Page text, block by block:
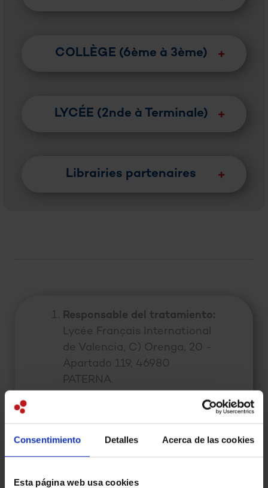
Consentimiento Detalles Acerca de las cookies
Esta página web usa cookies
COLLÈGE (6ème à 3ème)
LYCÉE (2nde à Terminale)
Librairies partenaires
Responsable del tratamiento:
Lycée Français International
de Valencia, C) Orenga, 20 -
Apartado 119, 46980
PATERNA.
tramitar la solicitud que nos
de contacto habilitado, y por
lo tanto, poder ayudarle en
las peticiones que nos